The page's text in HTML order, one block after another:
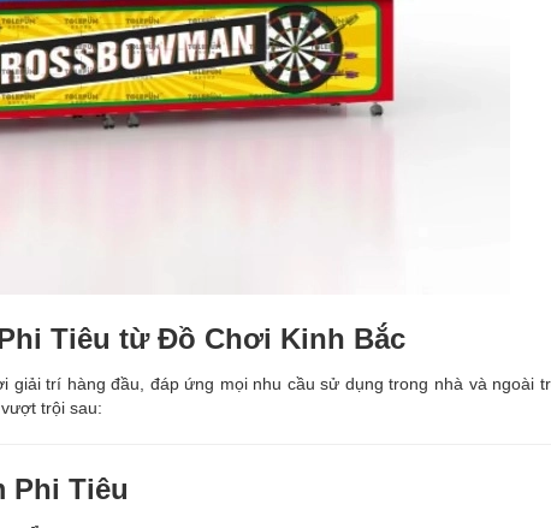
Tiêu từ Đồ Chơi Kinh Bắc
giải trí hàng đầu, đáp ứng mọi nhu cầu sử dụng trong nhà và ngoài
trội sau:
Phi Tiêu